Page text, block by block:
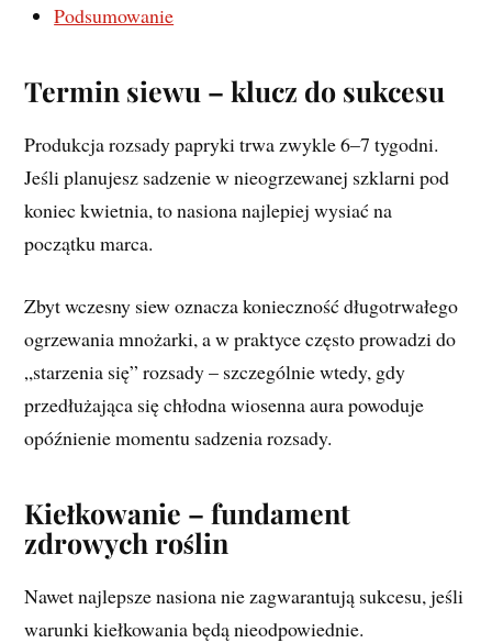
Podsumowanie
Termin siewu – klucz do sukcesu
Produkcja rozsady papryki trwa zwykle 6–7 tygodni.
Jeśli planujesz sadzenie w nieogrzewanej szklarni pod
koniec kwietnia, to nasiona najlepiej wysiać na
początku marca.
Zbyt wczesny siew oznacza konieczność długotrwałego
ogrzewania mnożarki, a w praktyce często prowadzi do
„starzenia się” rozsady – szczególnie wtedy, gdy
przedłużająca się chłodna wiosenna aura powoduje
opóźnienie momentu sadzenia rozsady.
Kiełkowanie – fundament
zdrowych roślin
Nawet najlepsze nasiona nie zagwarantują sukcesu, jeśli
warunki kiełkowania będą nieodpowiednie.